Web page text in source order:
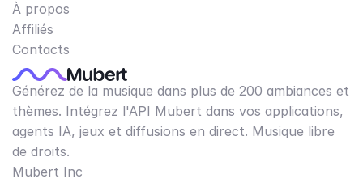
À propos
Affiliés
Contacts
Générez de la musique dans plus de 200 ambiances et
thèmes. Intégrez l'API Mubert dans vos applications,
agents IA, jeux et diffusions en direct. Musique libre
de droits.
Mubert Inc